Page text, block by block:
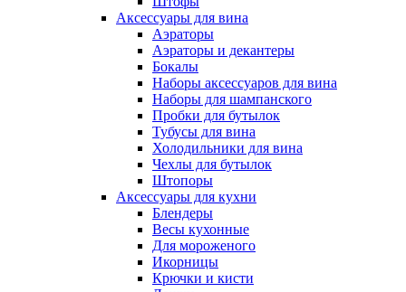
Аксессуары для вина
Аэраторы
Аэраторы и декантеры
Бокалы
Наборы аксессуаров для вина
Наборы для шампанского
Пробки для бутылок
Тубусы для вина
Холодильники для вина
Чехлы для бутылок
Штопоры
Аксессуары для кухни
Блендеры
Весы кухонные
Для мороженого
Икорницы
Крючки и кисти